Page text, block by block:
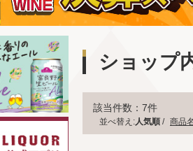
ショップ
該当件数：7件
並べ替え:人気順 / 商品